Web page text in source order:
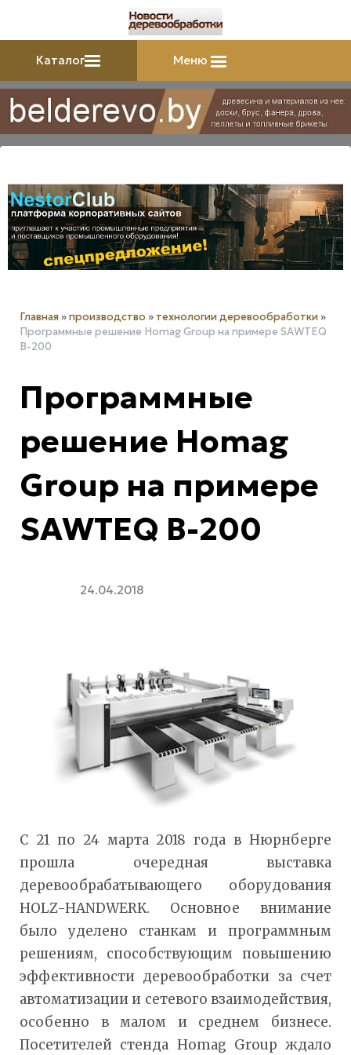
Каталог Меню
Главная »производство » технологии деревообработки »
Программные решение Homag Group на примере SAWTEQ
B-200
Программные
решение Homag
Group на примере
SAWTEQ B-200
24.04.2018
С 21 по 24 марта 2018 года в Нюрнберге
прошла очередная выставка
деревообрабатывающего оборудования
HOLZ-HANDWERK. Основное внимание
было уделено станкам и программным
решениям, способствующим повышению
эффективности деревообработки за счет
автоматизации и сетевого взаимодействия,
особенно в малом и среднем бизнесе.
Посетителей стенда Homag Group ждало